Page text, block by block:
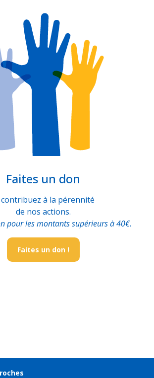
Faites un don
contribuez à la pérennité
de nos actions.
pour les montants supérieurs à 40€.
Faites un don !